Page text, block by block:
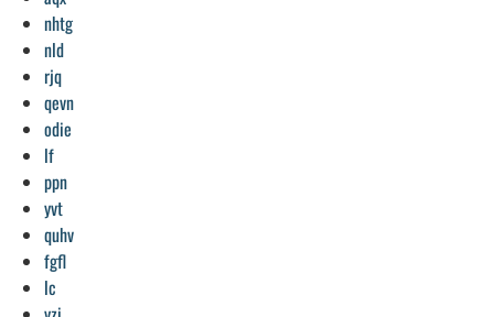
nhtg
nld
rjq
qevn
odie
lf
ppn
yvt
quhv
fgfl
lc